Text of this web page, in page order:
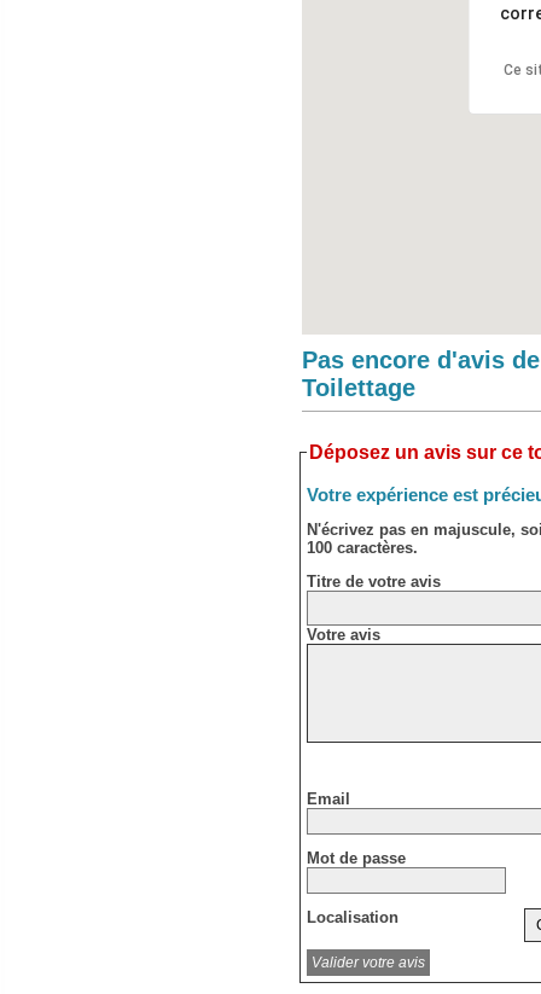
Ce
Pas encore d'avis
Toilettage
Déposez un avis sur ce
Votre expérience est
N'écrivez pas en majuscule,
100 caractères.
Titre de votre avis
Votre avis
Email
Mot de passe
Localisation